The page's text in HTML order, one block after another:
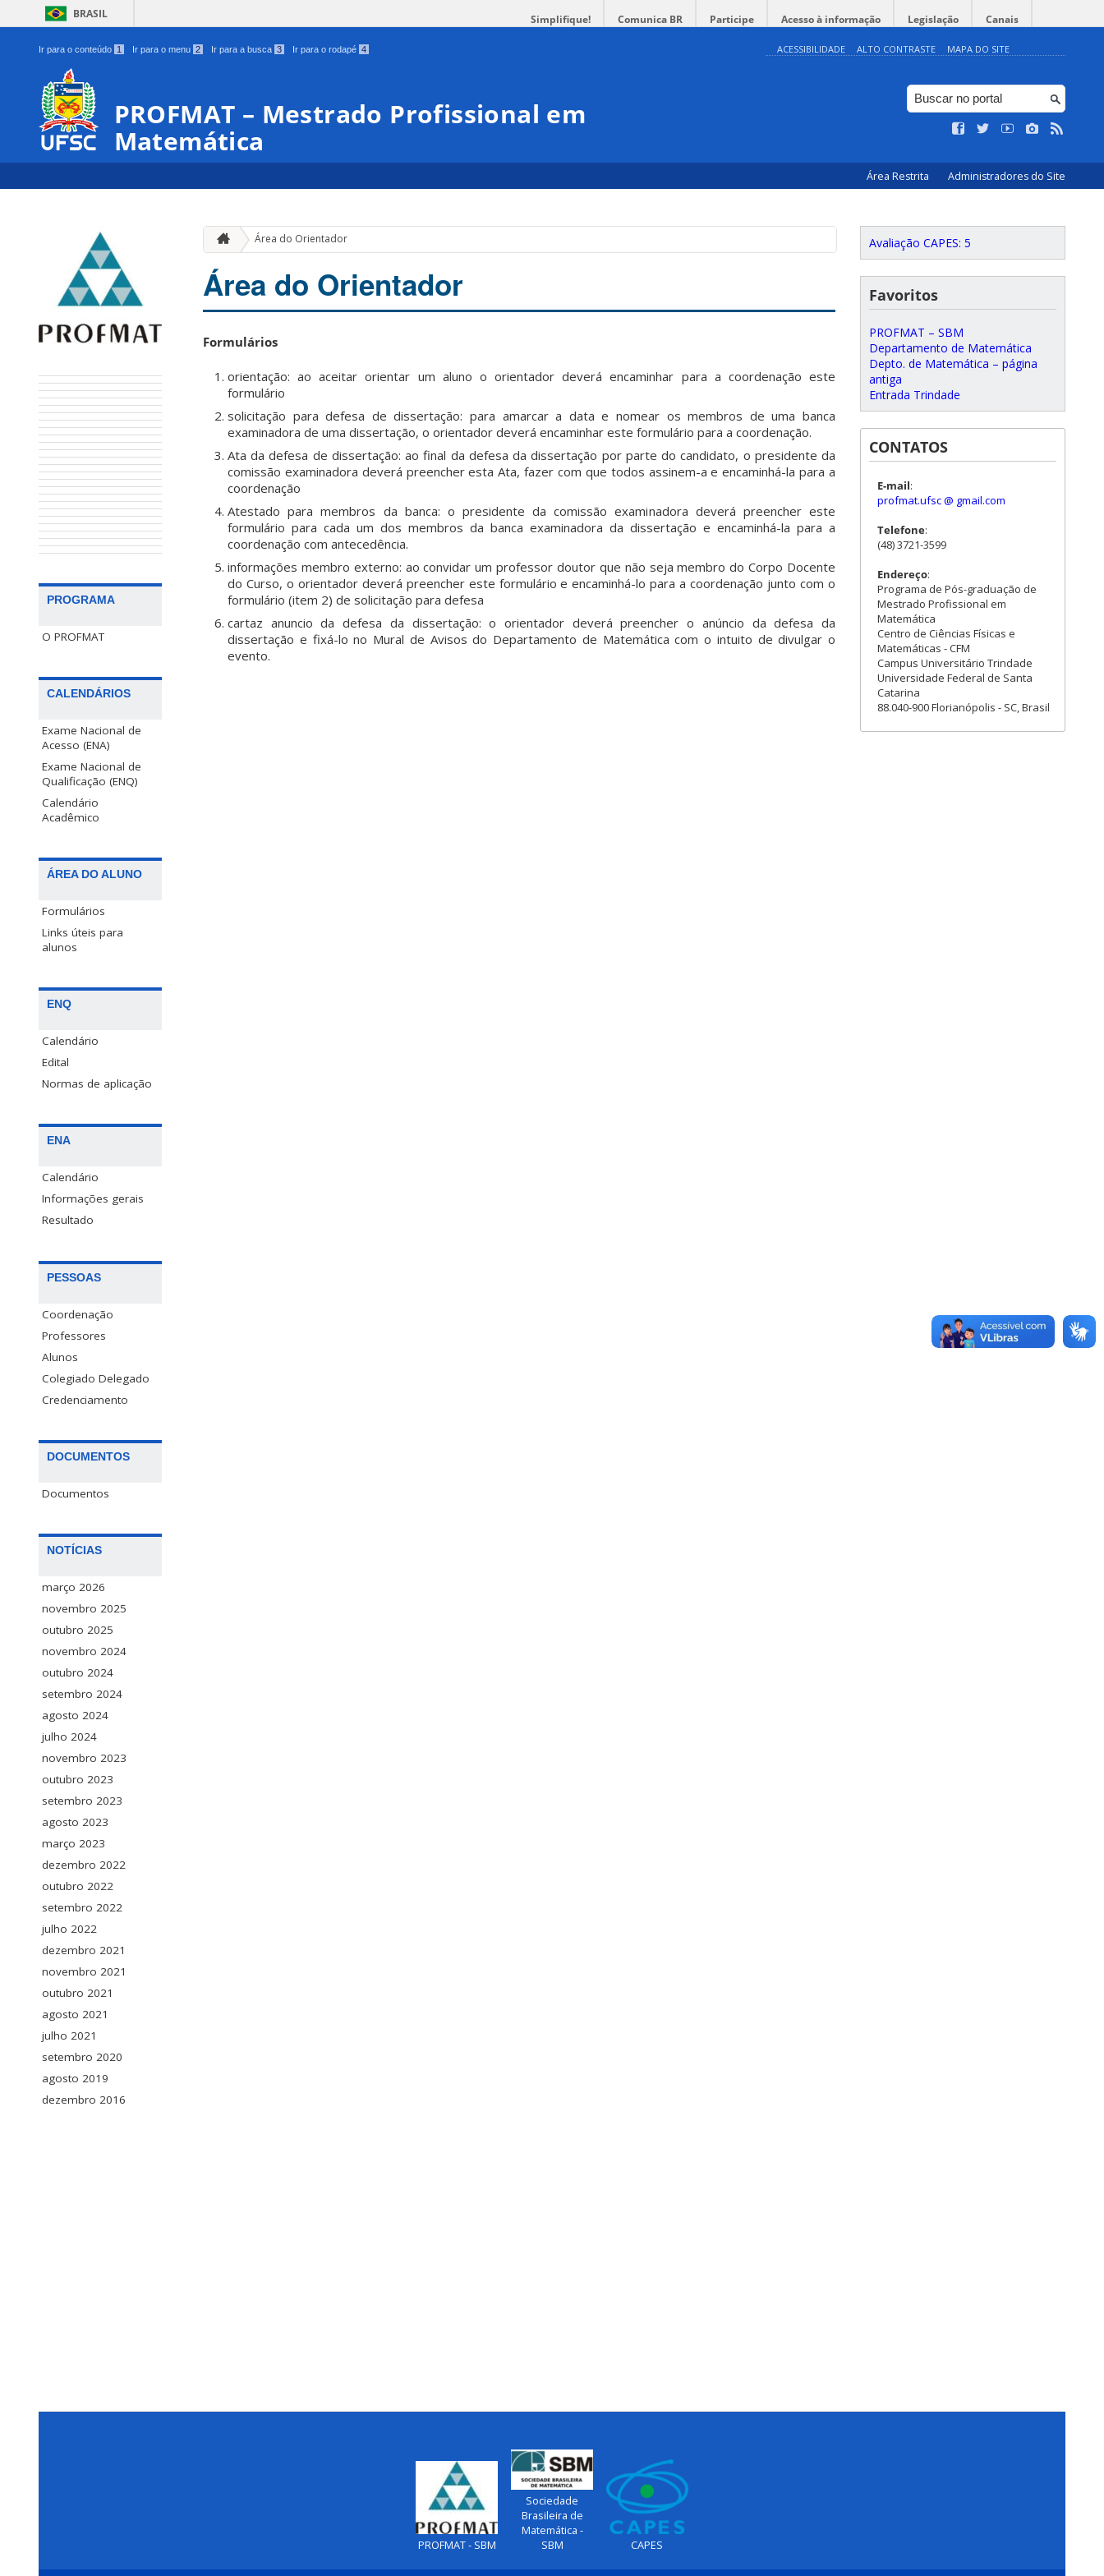
BRASIL Simplifique! Comunica BR Participe Acesso à informação Legislação Canais
Ir para o conteúdo 1 Ir para o menu 2 Ir para a busca 3 Ir para o rodapé 4 ACESSIBILIDADE ALTO CONTRASTE MAPA DO SITE
PROFMAT – Mestrado Profissional em
Matemática
Área Restrita Administradores do Site
PROGRAMA
O PROFMAT
CALENDÁRIOS
Exame Nacional de
Acesso (ENA)
Exame Nacional de
Qualificação (ENQ)
Calendário
Acadêmico
ÁREA DO ALUNO
Formulários
Links úteis para
alunos
ENQ
Calendário
Edital
Normas de aplicação
ENA
Calendário
Informações gerais
Resultado
PESSOAS
Coordenação
Professores
Alunos
Colegiado Delegado
Credenciamento
DOCUMENTOS
Documentos
NOTÍCIAS
março 2026
novembro 2025
outubro 2025
novembro 2024
outubro 2024
setembro 2024
agosto 2024
julho 2024
novembro 2023
outubro 2023
setembro 2023
agosto 2023
março 2023
dezembro 2022
outubro 2022
setembro 2022
julho 2022
dezembro 2021
novembro 2021
outubro 2021
agosto 2021
julho 2021
setembro 2020
agosto 2019
dezembro 2016
Área do Orientador
Área do Orientador
Formulários
orientação: ao aceitar orientar um aluno o orientador deverá encaminhar para a coordenação este
formulário
solicitação para defesa de dissertação: para amarcar a data e nomear os membros de uma banca
examinadora de uma dissertação, o orientador deverá encaminhar este formulário para a coordenação.
Ata da defesa de dissertação: ao final da defesa da dissertação por parte do candidato, o presidente da
comissão examinadora deverá preencher esta Ata, fazer com que todos assinem-a e encaminhá-la para a
coordenação
Atestado para membros da banca: o presidente da comissão examinadora deverá preencher este
formulário para cada um dos membros da banca examinadora da dissertação e encaminhá-la para a
coordenação com antecedência.
informações membro externo: ao convidar um professor doutor que não seja membro do Corpo Docente
do Curso, o orientador deverá preencher este formulário e encaminhá-lo para a coordenação junto com o
formulário (item 2) de solicitação para defesa
cartaz anuncio da defesa da dissertação: o orientador deverá preencher o anúncio da defesa da
dissertação e fixá-lo no Mural de Avisos do Departamento de Matemática com o intuito de divulgar o
evento.
Avaliação CAPES: 5
Favoritos
PROFMAT – SBM
Departamento de Matemática
Depto. de Matemática – página
antiga
Entrada Trindade
CONTATOS
E-mail:
profmat.ufsc @ gmail.com
Telefone:
(48) 3721-3599
Endereço:
Programa de Pós-graduação de
Mestrado Profissional em
Matemática
Centro de Ciências Físicas e
Matemáticas - CFM
Campus Universitário Trindade
Universidade Federal de Santa
Catarina
88.040-900 Florianópolis - SC, Brasil
PROFMAT - SBM
Sociedade
Brasileira de
Matemática -
SBM
CAPES